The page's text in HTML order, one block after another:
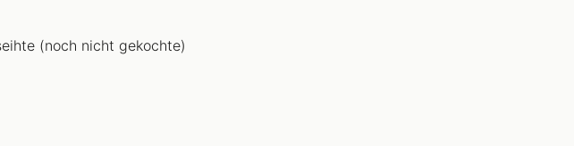
(noch nicht gekochte)